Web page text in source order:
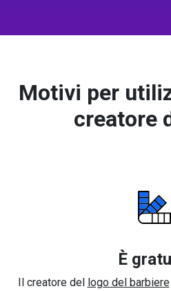
Motivi per
creatore
È
Il creatore del logo del barbiere